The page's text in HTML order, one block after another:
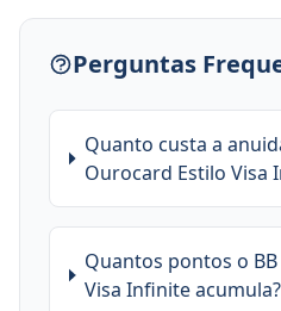
Perguntas
Quanto custa a
Ourocard Estilo Visa
Quantos pontos o
Visa Infinite acumula?